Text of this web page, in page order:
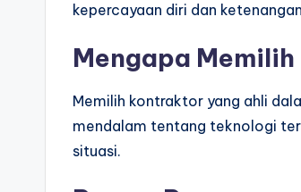
kepercayaan diri dan
Mengapa
Memilih kontraktor yang ahli
mendalam tentang teknologi
situasi.